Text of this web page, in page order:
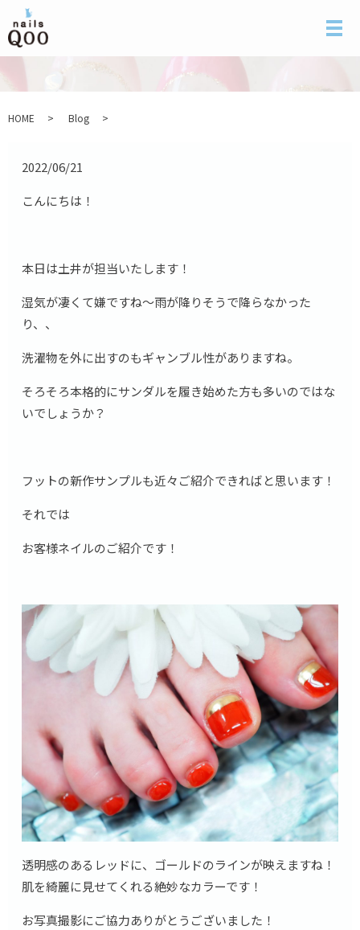
メ
HOME Blog
2022/06/21
こんにちは！
本日は土井が担当いたします！
湿気が凄くて嫌ですね〜雨が降りそうで降らなかった
り、、
洗濯物を外に出すのもギャンブル性がありますね。
そろそろ本格的にサンダルを履き始めた方も多いのではな
いでしょうか？
フットの新作サンプルも近々ご紹介できればと思います！
それでは
お客様ネイルのご紹介です！
透明感のあるレッドに、ゴールドのラインが映えますね！
肌を綺麗に見せてくれる絶妙なカラーです！
お写真撮影にご協力ありがとうございました！